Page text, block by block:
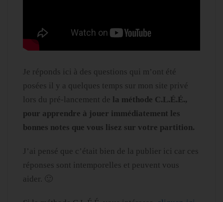
Je réponds ici à des questions qui m’ont été
posées il y a quelques temps sur mon site privé
lors du pré-lancement de la méthode C.L.É.É.,
pour apprendre à jouer immédiatement les
bonnes notes que vous lisez sur votre partition.
J’ai pensé que c’était bien de la publier ici car ces
réponses sont intemporelles et peuvent vous
aider. 🙂